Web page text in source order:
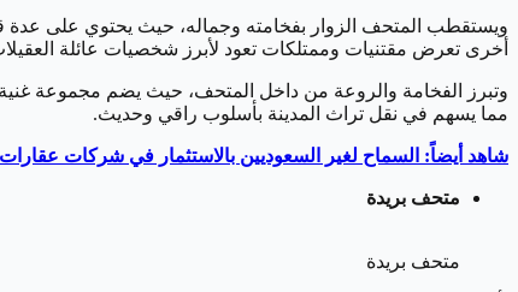
ويستقطب المتحف الزوار بفخامته وجماله، حيث يحتوي على عدة
أخرى تعرض مقتنيات وممتلكات تعود لأبرز شخصيات عائلة
مما يسهم في نقل تراث المدينة بأسلوب راقي وحديث.
شاهد أيضاً: السماح لغير السعوديين بالاستثمار في شركات عقارات
متحف بريدة
متحف بريدة